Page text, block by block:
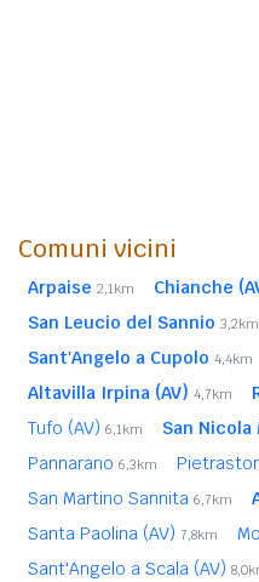
Comuni vicini
Arpaise 2,1km Chianche
San Leucio del Sannio 3,2km
Sant'Angelo a Cupolo 4,4km
Altavilla Irpina (AV) 4,7km
Tufo (AV) 6,1km San
Pannarano 6,3km
San Martino Sannita 6,7km
Santa Paolina (AV) 7,8km
Sant'Angelo a Scala (AV)